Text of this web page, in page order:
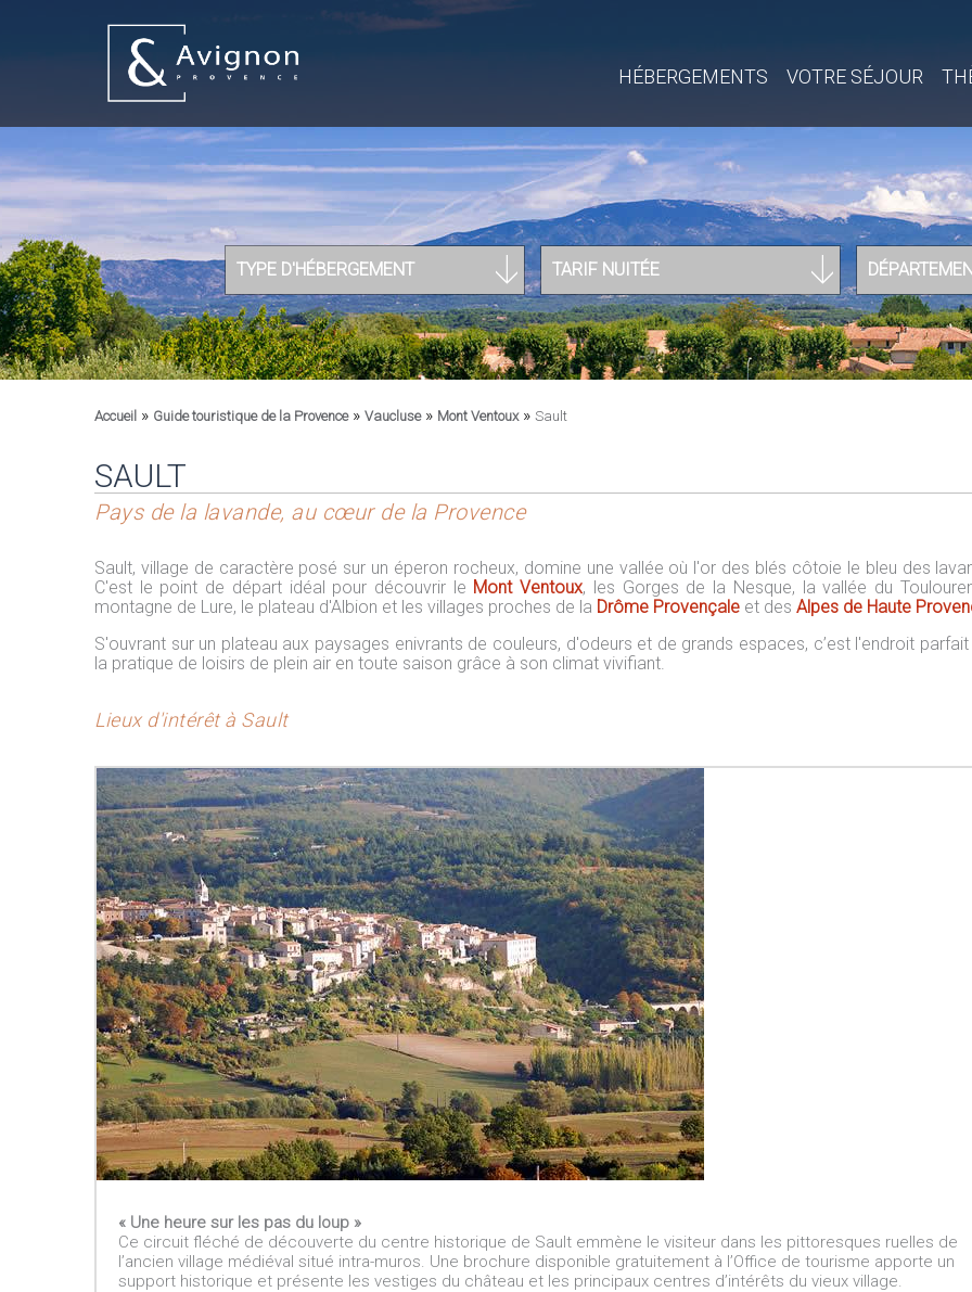
HÉBERGEMENTS VOTRE SÉJOUR
TYPE D'HÉBERGEMENT TARIF NUITÉE
Accueil » Guide touristique de la Provence» Vaucluse» Mont Ventoux» Sault
SAULT
Pays de la lavande, au cœur de la Provence
Sault, village de caractère posé sur un éperon rocheux, domine une vallée où l'or des blés côtoie le bleu des
C'est le point de départ idéal pour découvrir le Mont Ventoux, les Gorges de la Nesque, la vallée du
montagne de Lure, le plateau d'Albion et les villages proches de la Drôme Provençale et des Alpes de Haute
S'ouvrant sur un plateau aux paysages enivrants de couleurs, d'odeurs et de grands espaces, c’est l'endroit
la pratique de loisirs de plein air en toute saison grâce à son climat vivifiant.
Lieux d'intérêt à Sault
« Une heure sur les pas du loup »
Ce circuit fléché de découverte du centre historique de Sault emmène le visiteur dans les pittoresques ruelles de
l’ancien village médiéval situé intra-muros. Une brochure disponible gratuitement à l’Office de tourisme apporte un
support historique et présente les vestiges du château et les principaux centres d’intérêts du vieux village.